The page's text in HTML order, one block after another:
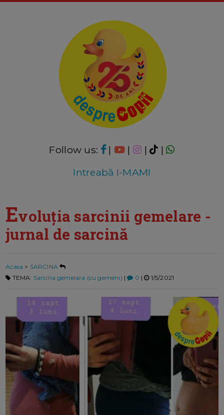
Follow us: | | |
|
Intreabă I-MAMI
Evoluția sarcinii gemelare -
jurnal de sarcină
Acasa > SARCINA
TEMA: Sarcina gemelara (cu gemeni) | 0 | 1/5/2021